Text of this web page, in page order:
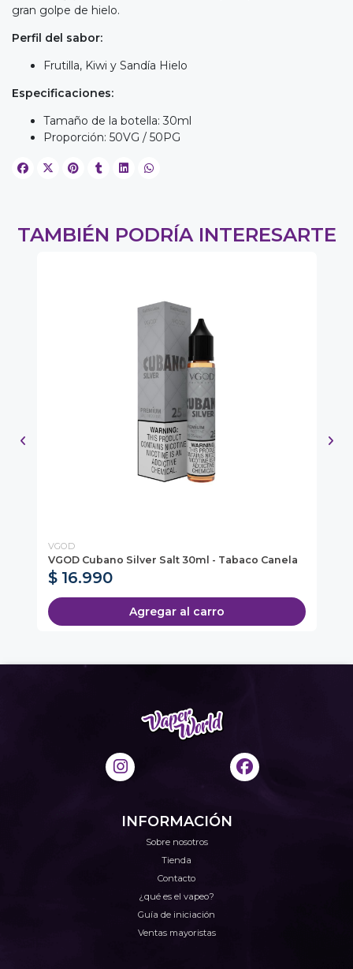
gran golpe de hielo.
Perfil del sabor:
Frutilla, Kiwi y Sandía Hielo
Especificaciones:
Tamaño de la botella: 30ml
Proporción: 50VG / 50PG
TAMBIÉN PODRÍA INTERESARTE
VGOD
VGOD Cubano Silver Salt 30ml - Tabaco Canela
$ 16.990
Agregar al carro
INFORMACIÓN
Sobre nosotros
Tienda
Contacto
¿qué es el vapeo?
Guía de iniciación
Ventas mayoristas